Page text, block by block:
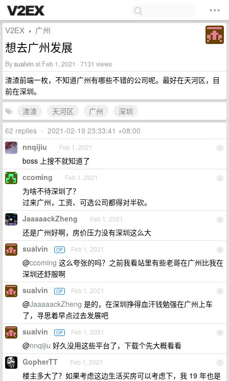
V2EX › 广州
想去广州发展
Bysualvin at Feb 1, 2021 · 7131 views
渣渣前端一枚，不知道广州有哪些不错的公司呢。最好在天河区，目
前在深圳。
渣渣
天河区 广州
深圳
62 replies • 2021-02-19 23:33:41 +08:00
1
nnqijiu Feb 1, 2021
boss 上搜不就知道了
2
ccoming Feb 1, 2021
为啥不待深圳了？
过来广州，工资、可选公司都得对半砍。
3
JaaaaackZheng Feb 1, 2021
还是广州好啊，房价压力没有深圳这么大
4
sualvin OP Feb 1, 2021
@ccoming 这么夸张的吗？之前我看站里有些老哥在广州比我在
深圳还舒服啊
5
sualvin OP Feb 1, 2021
@JaaaaackZheng 是的，在深圳挣得血汗钱勉强在广州上车
了，寻思着早点过去发展吧
6
sualvin OP Feb 1, 2021
@nnqijiu 好久没用这些平台了，下载个先大概看看
7
GopherTT Feb 1, 2021
楼主多大了？如果考虑这边生活买房可以考虑下，我 19 年也是